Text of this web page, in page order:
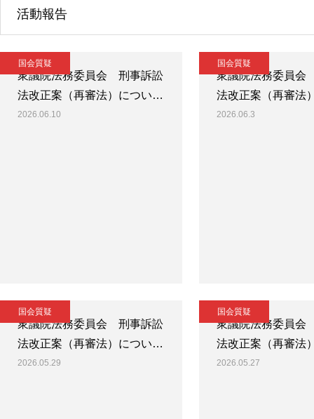
活動報告
国会質疑
衆議院法務委員会 刑事訴訟
法改正案（再審法）につい…
2026.06.10
国会質疑
衆議院法務委員
法改正案（再審法
2026.06.3
国会質疑
衆議院法務委員会 刑事訴訟
法改正案（再審法）につい…
2026.05.29
国会質疑
衆議院法務委員
法改正案（再審法
2026.05.27